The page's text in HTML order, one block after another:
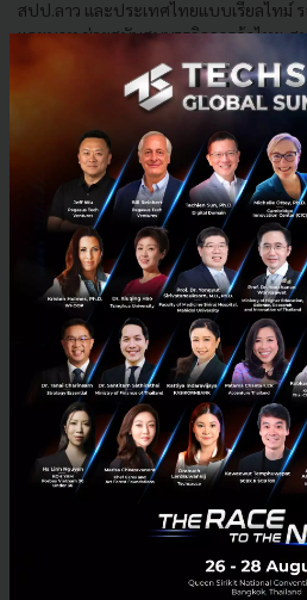
สปป.ลาว และประเทศไทยแบบเรียลไทม์
และบาท ช่วยสนับสนุนธุรกิจการค้าไทย-ส
พฤศจิกายน 11, 2019| By
Techsauce Team
Laos Krungsri Blockchain
CLMV champion Wisepass
Techsauce Global Summit